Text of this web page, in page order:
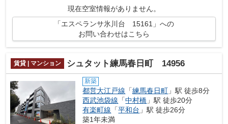
現在空室情報がありません。
「エスペランサ氷川台 15161」への
お問い合わせはこちら
賃貸 | マンション シュタット練馬春日町 14956
新築
都営大江戸線 「練馬春日町 」駅 徒歩8分
西武池袋線 「中村橋 」駅 徒歩20分
有楽町線 「平和台 」駅 徒歩26分
築1年未満